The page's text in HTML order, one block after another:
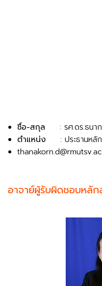
ชื่อ-สกุล
: รศ.ดร.ธนา
ตำแหน่ง
: ประธานหลั
อาจาย์ผู้รับผิดชอบหลั